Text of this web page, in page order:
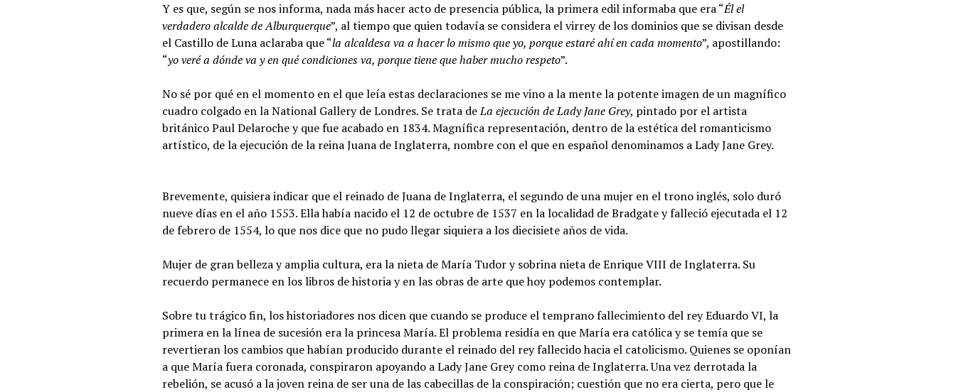
Y es que, según se nos informa, nada más hacer acto de presencia pública, la primera edil informaba que era “Él el
verdadero alcalde de Alburquerque”, al tiempo que quien todavía se considera el virrey de los dominios que se divisan desde
el Castillo de Luna aclaraba que “la alcaldesa va a hacer lo mismo que yo, porque estaré ahí en cada momento”, apostillando:
“yo veré a dónde va y en qué condiciones va, porque tiene que haber mucho respeto”.
No sé por qué en el momento en el que leía estas declaraciones se me vino a la mente la potente imagen de un magnífico
cuadro colgado en la National Gallery de Londres. Se trata deLa ejecución de Lady Jane Grey, pintado por el artista
británico Paul Delaroche y que fue acabado en 1834. Magnífica representación, dentro de la estética del romanticismo
artístico, de la ejecución de la reina Juana de Inglaterra, nombre con el que en español denominamos a Lady Jane Grey.
Brevemente, quisiera indicar que el reinado de Juana de Inglaterra, el segundo de una mujer en el trono inglés, solo duró
nueve días en el año 1553. Ella había nacido el 12 de octubre de 1537 en la localidad de Bradgate y falleció ejecutada el 12
de febrero de 1554, lo que nos dice que no pudo llegar siquiera a los diecisiete años de vida.
Mujer de gran belleza y amplia cultura, era la nieta de María Tudor y sobrina nieta de Enrique VIII de Inglaterra. Su
recuerdo permanece en los libros de historia y en las obras de arte que hoy podemos contemplar.
Sobre tu trágico fin, los historiadores nos dicen que cuando se produce el temprano fallecimiento del rey Eduardo VI, la
primera en la línea de sucesión era la princesa María. El problema residía en que María era católica y se temía que se
revertieran los cambios que habían producido durante el reinado del rey fallecido hacia el catolicismo. Quienes se oponían
a que María fuera coronada, conspiraron apoyando a Lady Jane Grey como reina de Inglaterra. Una vez derrotada la
rebelión, se acusó a la joven reina de ser una de las cabecillas de la conspiración; cuestión que no era cierta, pero que le